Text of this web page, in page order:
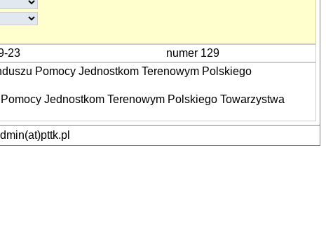
23
numer 129
Pomocy Jednostkom Terenowym Polskiego
Jednostkom Terenowym Polskiego Towarzystwa